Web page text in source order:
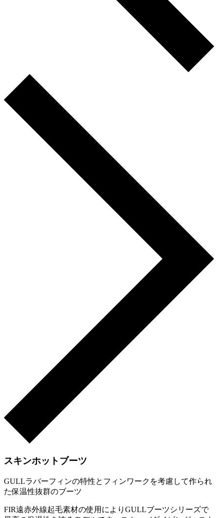
スキンホットブーツ
GULLラバーフィンの特性とフィンワークを考慮して作られ
た保温性抜群のブーツ
FIR遠赤外線起毛素材の使用によりGULLブーツシリーズで